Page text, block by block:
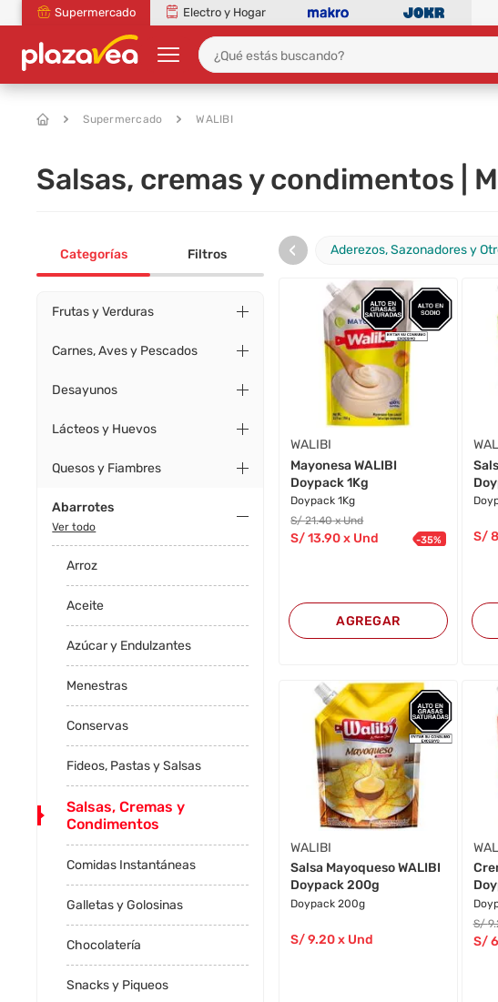
Supermercado Electro y Hogar
Supermercado WALIBI
Salsas, cremas y condimentos |
Categorías Filtros
Frutas y Verduras
Carnes, Aves y Pescados
Desayunos
Lácteos y Huevos
Quesos y Fiambres
Abarrotes
Ver todo
Arroz
Aceite
Azúcar y Endulzantes
Menestras
Conservas
Fideos, Pastas y Salsas
Salsas, Cremas y
Condimentos
Comidas Instantáneas
Galletas y Golosinas
Chocolatería
Snacks y Piqueos
‹ Aderezos, Sazonadores y
WALIBI
Mayonesa WALIBI
Doypack 1Kg
Doypack 1Kg
S/21.40 x Und
S/13.90x Und -35%
AGREGAR
S/8
WALIBI
Salsa Mayoqueso WALIBI
Doypack 200g
Doypack 200g
S/9.20x Und
S/9
S/6